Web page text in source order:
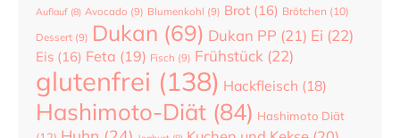
Auflauf (8) Avocado (9) Blumenkohl (9) Brot (16) Brötchen (10)
Dessert (9) Dukan (69) Dukan PP (21) Ei (22)
Eis (16) Feta (19) Fisch (9) Frühstück (22)
glutenfrei (138) Hackfleisch (18)
Hashimoto-Diät (84) Hashimoto Diät